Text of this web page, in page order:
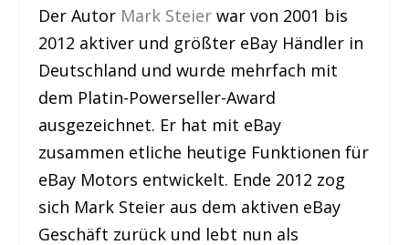
Der Autor Mark Steier war von 2001 bis
2012 aktiver und größter eBay Händler in
Deutschland und wurde mehrfach mit
dem Platin-Powerseller-Award
ausgezeichnet. Er hat mit eBay
zusammen etliche heutige Funktionen für
eBay Motors entwickelt. Ende 2012 zog
sich Mark Steier aus dem aktiven eBay
Geschäft zurück und lebt nun als